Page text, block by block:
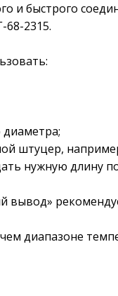
и быстрого
68-2315.
штуцер,
нужную длину
вывод»
диапазоне